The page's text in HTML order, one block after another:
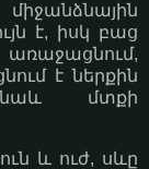
է, իսկ բաց
առաջացնում,
է ներքին
մտքի
և ուժ, սևը